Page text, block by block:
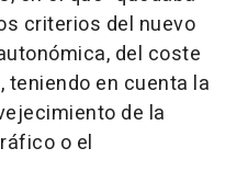
criterios del nuevo
del coste
en cuenta la
de la
o el